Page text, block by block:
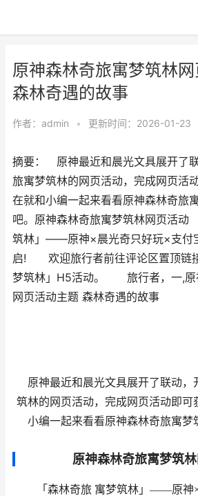
原神森林奇旅寓梦筑林
森林奇遇的故事
作者： admin • 更新时间：2026-01-23
摘要： 原神最近和晨光文具展开了
旅寓梦筑林的网页活动，完成网页活
在就和小编一起来看看原神森林奇旅
吧。原神森林奇旅寓梦筑林网页活
筑林」——原神×晨光奇只好玩×支付
启! 欢迎旅行者前往评论区置顶链
梦筑林」H5活动。 旅行者，一,原
网页活动主题 森林奇遇的故事
原神最近和晨光文具展开了联动，
筑林的网页活动，完成网页活动即可
小编一起来看看原神森林奇旅寓梦
原神森林奇旅寓梦筑
「森林奇旅 寓梦筑林」——原神×